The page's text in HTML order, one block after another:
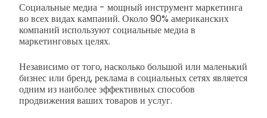
Социальные медиа - мощный инструмент маркетинга
во всех видах кампаний. Около 90% американских
компаний используют социальные медиа в
маркетинговых целях.
Независимо от того, насколько большой или маленький
бизнес или бренд, реклама в социальных сетях является
одним из наиболее эффективных способов
продвижения ваших товаров и услуг.